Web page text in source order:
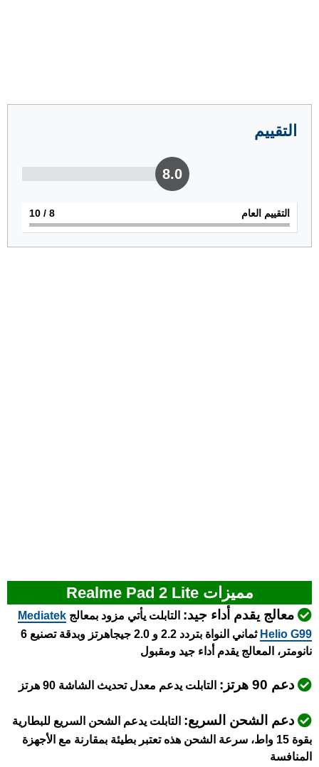
التقييم
8.0
التقييم العام 8
/ 10
مميزات Realme Pad 2 Lite
معالج يقدم أداء جيد: التابلت يأتي مزود بمعالج Mediatek
Helio G99
ثماني النواة بتردد 2.2 و 2.0 جيجاهرتز وبدقة تصنيع 6
نانومتر، المعالج يقدم أداء جيد ومقبول
دعم 90 هرتز: التابلت يدعم معدل تحديث الشاشة 90 هرتز
دعم الشحن السريع: التابلت يدعم الشحن السريع للبطارية
بقوة 15 واط، سرعة الشحن هذه تعتبر بطيئة بمقارنة مع الأجهزة
المنافسة